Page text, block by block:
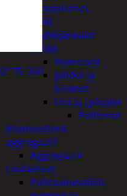
Lämmittimet
Peilit
Pyyhkijänsulat
Sähkö
Invertterit
Johdot ja
liittimet
Lisä ja työvalot
Polttimot
Irtomoottorit,
aggregaatit
Aggregaatit
Lisälaitteet
Polttoainesäiliöt,
75-350